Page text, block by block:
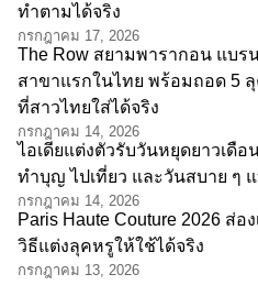
ทำตามได้จริง
กรกฎาคม 17, 2026
The Row สยามพารากอน แบร
สาขาแรกในไทย พร้อมถอด 5
ที่สาวไทยใส่ได้จริง
กรกฎาคม 14, 2026
ไอเดียแต่งตัวรับวันหยุดยาวเดื
ทำบุญ ไปเที่ยว และวันสบาย ๆ
กรกฎาคม 14, 2026
Paris Haute Couture 2026 ส่
วิธีแต่งลุคหรูให้ใช้ได้จริง
กรกฎาคม 13, 2026